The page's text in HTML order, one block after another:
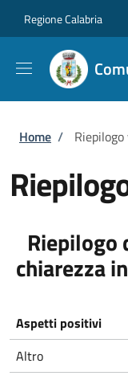
Regione Calabria
Briciole
Home /
Riepilogo
chiarezza
Aspetti positivi
Altro